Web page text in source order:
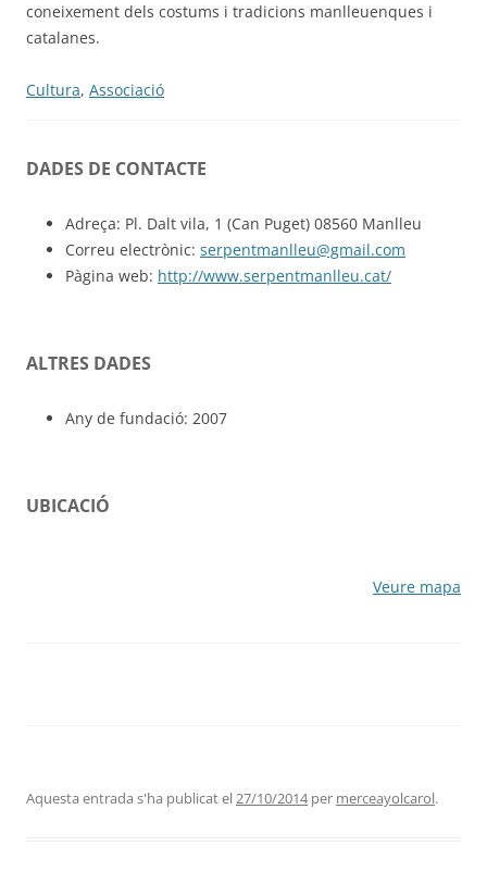
coneixement dels costums i tradicions manlleuenques i
catalanes.
Cultura, Associació
DADES DE CONTACTE
Adreça: Pl. Dalt vila, 1 (Can Puget) 08560 Manlleu
Correu electrònic: serpentmanlleu@gmail.com
Pàgina web: http://www.serpentmanlleu.cat/
ALTRES DADES
Any de fundació: 2007
UBICACIÓ
Veure mapa
Aquesta entrada s'ha publicat el27/10/2014per merceayolcarol.